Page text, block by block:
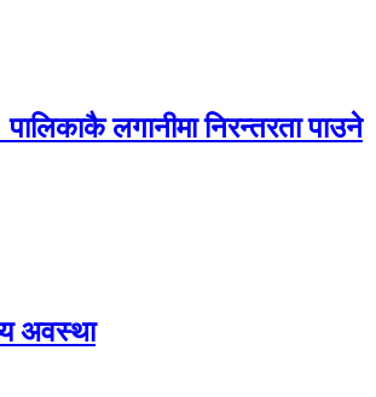
पालिकाकै लगानीमा निरन्तरता पाउने
अवस्था